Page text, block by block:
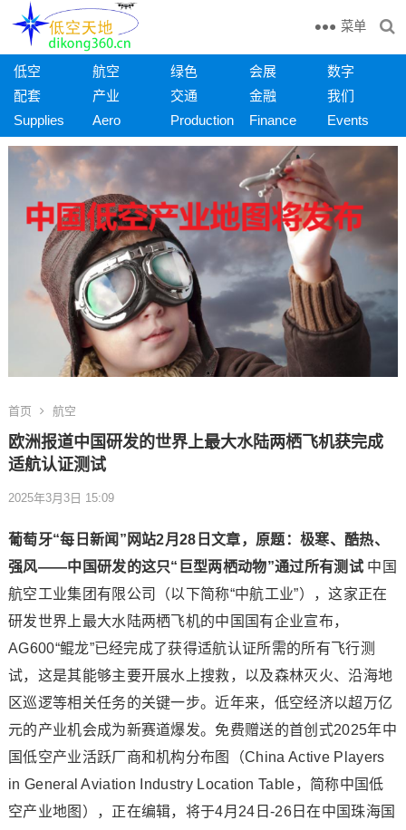
菜单
低空 航空 绿色 会展
数字
配套
产业 交通 金融
我们
Supplies
Aero Production Finance Events
首页 航空
欧洲报道中国研发的世界上最大水陆两栖飞机获完成
适航认证测试
2025年3月3日 15:09
葡萄牙“每日新闻”网站2月28日文章，原题：极寒、酷热、
强风——中国研发的这只“巨型两栖动物”通过所有测试中国
航空工业集团有限公司（以下简称“中航工业”），这家正在
研发世界上最大水陆两栖飞机的中国国有企业宣布，
AG600“鲲龙”已经完成了获得适航认证所需的所有飞行测
试，这是其能够主要开展水上搜救，以及森林灭火、沿海地
区巡逻等相关任务的关键一步。近年来，低空经济以超万亿
元的产业机会成为新赛道爆发。免费赠送的首创式2025年中
国低空产业活跃厂商和机构分布图（China Active Players
in General Aviation Industry Location Table，简称中国低
空产业地图），正在编辑，将于4月24日-26日在中国珠海国